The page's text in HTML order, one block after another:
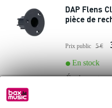
DAP Flens
pièce de
Prix public 5 €
En stock
Également